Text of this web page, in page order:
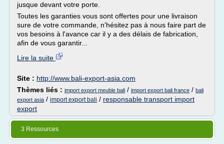
jusque devant votre porte.
Toutes les garanties vous sont offertes pour une livraison
sure de votre commande, n'hésitez pas à nous faire part de
vos besoins à l'avance car il y a des délais de fabrication,
afin de vous garantir...
Lire la suite
Site : http://www.bali-export-asia.com
Thèmes liés : import export meuble bali / import export bali france / bali
export asia / import export bali / responsable transport import
export
3 Ressources